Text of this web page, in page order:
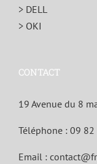
> DELL
> OKI
CONTACT
19 Avenue du 8
Téléphone : 09 82
Email :